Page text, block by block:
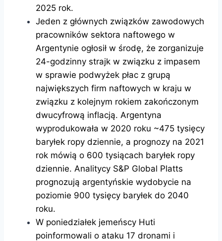
2025 rok.
Jeden z głównych związków zawodowych
pracowników sektora naftowego w
Argentynie ogłosił w środę, że zorganizuje
24-godzinny strajk w związku z impasem
w sprawie podwyżek płac z grupą
największych firm naftowych w kraju w
związku z kolejnym rokiem zakończonym
dwucyfrową inflacją. Argentyna
wyprodukowała w 2020 roku ~475 tysięcy
baryłek ropy dziennie, a prognozy na 2021
rok mówią o 600 tysiącach baryłek ropy
dziennie. Analitycy S&P Global Platts
prognozują argentyńskie wydobycie na
poziomie 900 tysięcy baryłek do 2040
roku.
W poniedziałek jemeńscy Huti
poinformowali o ataku 17 dronami i